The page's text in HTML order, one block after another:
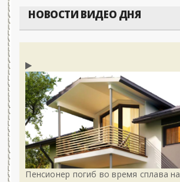
НОВОСТИ ВИДЕО ДНЯ
Пенсионер погиб во время сплава на